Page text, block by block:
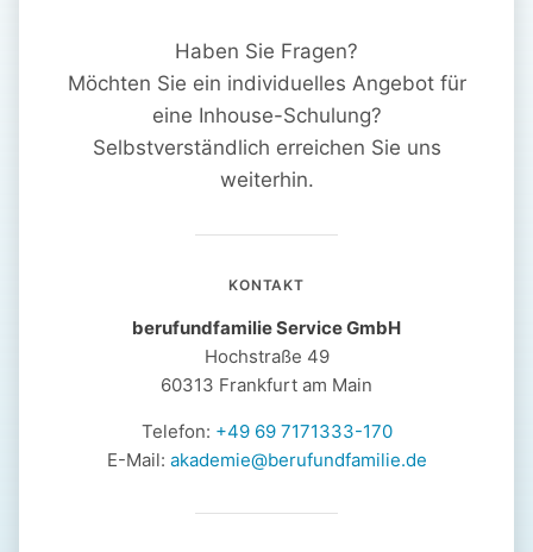
Haben Sie Fragen?
Möchten Sie ein individuelles Angebot für
eine Inhouse-Schulung?
Selbstverständlich erreichen Sie uns
weiterhin.
KONTAKT
berufundfamilie Service GmbH
Hochstraße 49
60313 Frankfurt am Main
Telefon: +49 69 7171333-170
E-Mail: akademie@berufundfamilie.de